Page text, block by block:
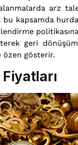
arz
kapsamda
geri
gösterir.